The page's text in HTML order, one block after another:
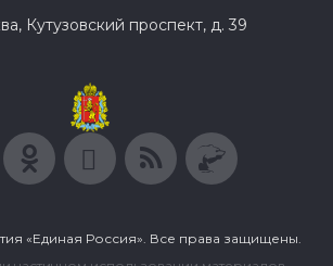
Кутузовский проспект, д. 39
«Единая Россия». Все права защищены.